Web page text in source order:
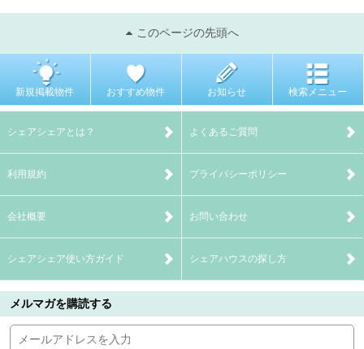
このページの先頭へ
新規掲載物件 おすすめ物件 お知らせ 検索メニュー
シェアシェアとは？ よくあるご質問
利用規約 プライバシーポリシー
会社概要 お問い合わせ
シェアシェア使い方ガイド シェアハウスの探し方
メルマガを購読する